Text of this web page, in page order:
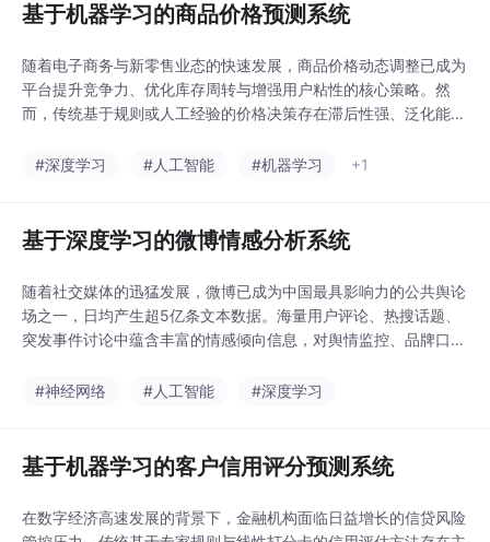
基于机器学习的商品价格预测系统
随着电子商务与新零售业态的快速发展，商品价格动态调整已成为
平台提升竞争力、优化库存周转与增强用户粘性的核心策略。然
而，传统基于规则或人工经验的价格决策存在滞后性强、泛化能力
个高精度、可解释、可部署的商品价格预测系统，融合时间序列特
#深度学习 #人工智能 #机器学习 +1
基于深度学习的微博情感分析系统
随着社交媒体的迅猛发展，微博已成为中国最具影响力的公共舆论
场之一，日均产生超5亿条文本数据。海量用户评论、热搜话题、
突发事件讨论中蕴含丰富的情感倾向信息，对舆情监控、品牌口碑
或机器学习的情感分析方法在处理微博短文本、网络新词、表情符
#神经网络 #人工智能 #深度学习
基于机器学习的客户信用评分预测系统
在数字经济高速发展的背景下，金融机构面临日益增长的信贷风险